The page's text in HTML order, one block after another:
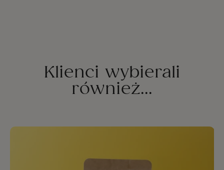
Klienci wybierali
również...